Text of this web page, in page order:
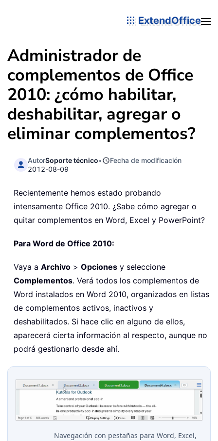
ExtendOffice
Administrador de
complementos de Office
2010: ¿cómo habilitar,
deshabilitar, agregar o
eliminar complementos?
AutorSoporte técnico•
Fecha de modificación
2012-08-09
Recientemente hemos estado probando
intensamente Office 2010. ¿Sabe cómo agregar o
quitar complementos en Word, Excel y PowerPoint?
Para Word de Office 2010:
Vaya a Archivo > Opciones y seleccione
Complementos. Verá todos los complementos de
Word instalados en Word 2010, organizados en listas
de complementos activos, inactivos y
deshabilitados. Si hace clic en alguno de ellos,
aparecerá cierta información al respecto, aunque no
podrá gestionarlo desde ahí.
Navegación con pestañas para Word, Excel,